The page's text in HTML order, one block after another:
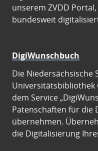
unserem ZVDD
bundesweit
DigiWunschbuch
Die Niedersächsische
Universitätsbibliothek
dem Service
Patenschaften für die
übernehmen.
die Digitalisierung